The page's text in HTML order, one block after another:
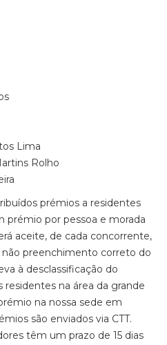
Lima
Rolho
prémios a residentes
por pessoa e morada
aceite, de cada concorrente,
não preenchimento correto do
à desclassificação do
na área da grande
na nossa sede em
são enviados via CTT.
têm um prazo de 15 dias